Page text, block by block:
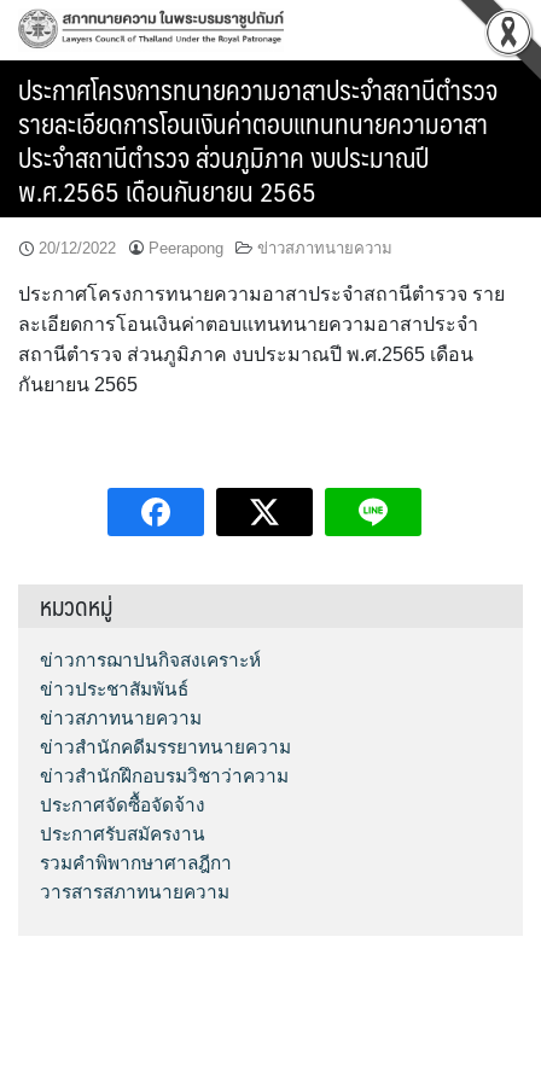
Skip
ประกาศโครงการทนายความอาสาประจำสถานีตำรวจ
รายละเอียดการโอนเงินค่าตอบแทนทนายความอาสา
ประจำสถานีตำรวจ ส่วนภูมิภาค งบประมาณปี
พ.ศ.2565 เดือนกันยายน 2565
20/12/2022 Peerapong ข่าวสภาทนายความ
ประกาศโครงการทนายความอาสาประจำสถานีตำรวจ ราย
ละเอียดการโอนเงินค่าตอบแทนทนายความอาสาประจำ
สถานีตำรวจ ส่วนภูมิภาค งบประมาณปี พ.ศ.2565 เดือน
กันยายน 2565
หมวดหมู่
ข่าวการฌาปนกิจสงเคราะห์
ข่าวประชาสัมพันธ์
ข่าวสภาทนายความ
ข่าวสำนักคดีมรรยาทนายความ
ข่าวสำนักฝึกอบรมวิชาว่าความ
ประกาศจัดซื้อจัดจ้าง
ประกาศรับสมัครงาน
รวมคำพิพากษาศาลฎีกา
วารสารสภาทนายความ